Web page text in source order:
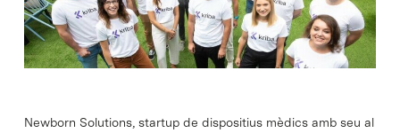
Newborn Solutions, startup de dispositius mèdics amb seu al